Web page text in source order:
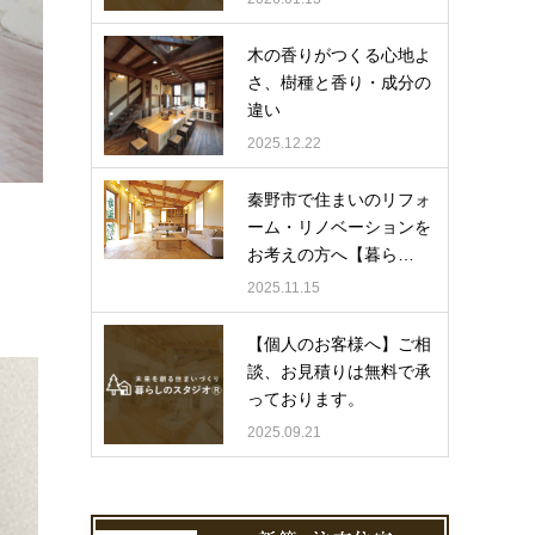
木の香りがつくる心地よ
さ、樹種と香り・成分の
違い
2025.12.22
秦野市で住まいのリフォ
ーム・リノベーションを
お考えの方へ【暮ら…
2025.11.15
【個人のお客様へ】ご相
談、お見積りは無料で承
っております。
2025.09.21